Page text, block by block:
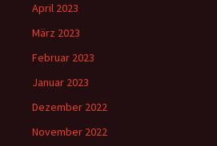
April 2023
März 2023
Februar 2023
Januar 2023
Dezember 2022
November 2022